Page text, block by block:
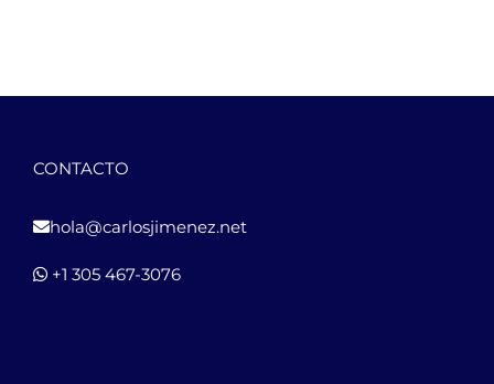
CONTACTO
hola@carlosjimenez.net
+1 305 467-3076